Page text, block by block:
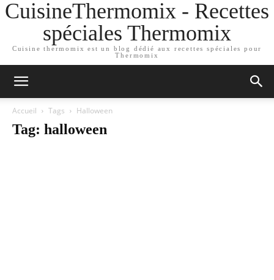
CuisineThermomix - Recettes
spéciales Thermomix
Cuisine thermomix est un blog dédié aux recettes spéciales pour
Thermomix
Accueil Tags Halloween
Tag: halloween